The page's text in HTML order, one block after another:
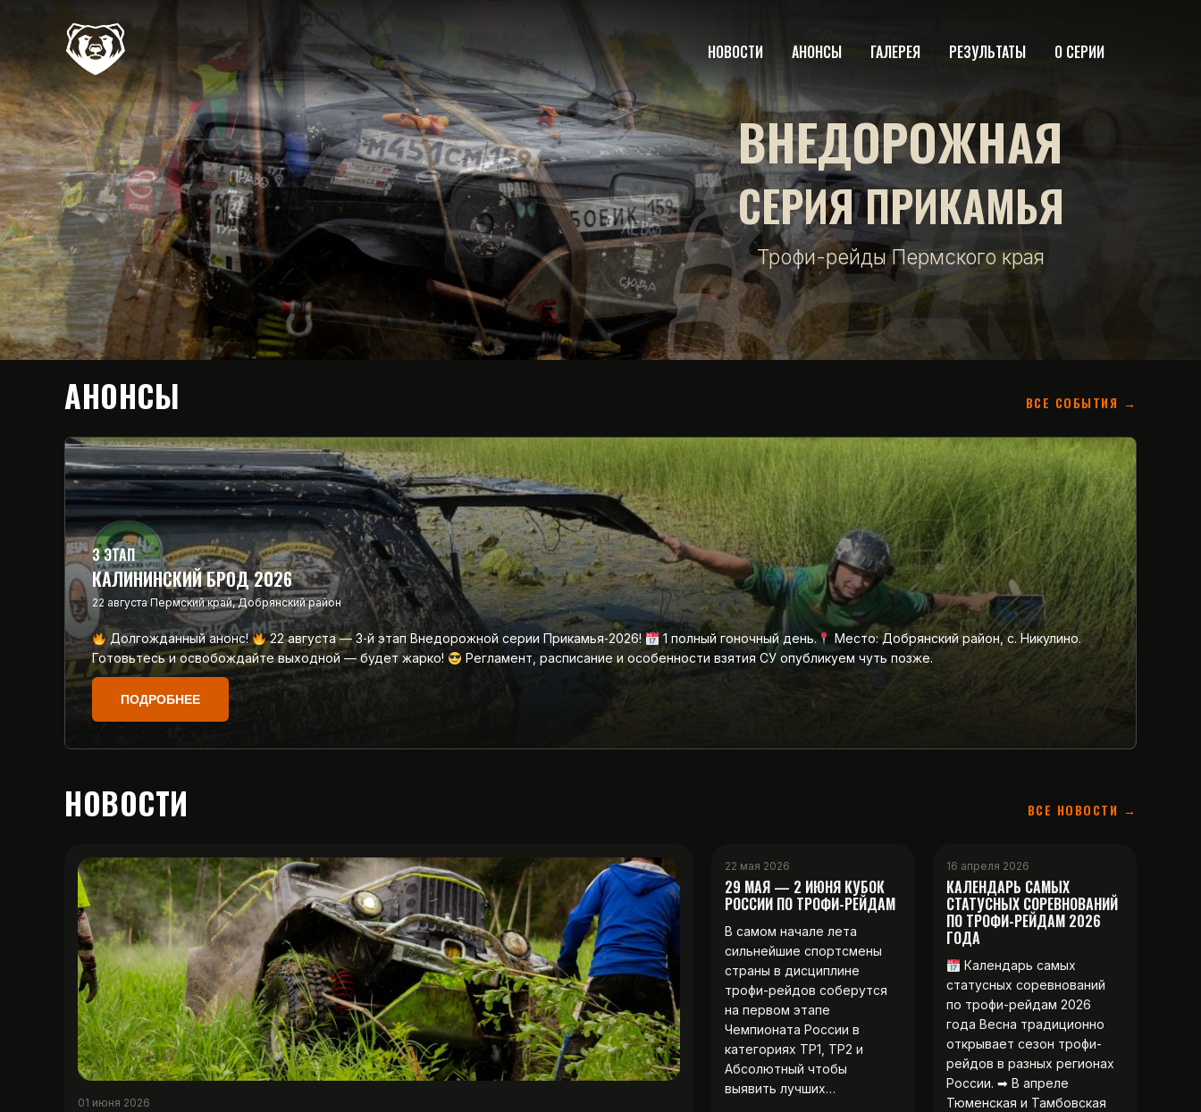
НОВОСТИ АНОНСЫ ГАЛЕРЕЯ РЕЗУЛЬТАТЫ О СЕРИИ
ВНЕДОРОЖНАЯ
СЕРИЯ ПРИКАМЬЯ
Трофи-рейды Пермского края
АНОНСЫ ВСЕ СОБЫТИЯ →
3 ЭТАП
КАЛИНИНСКИЙ БРОД 2026
22 августа Пермский край, Добрянский район
Долгожданный анонс! 22 августа — 3‑й этап Внедорожной серии Прикамья‑2026! 1 полный гоночный день.
Место: Добрянский район, с. Никулино.
Готовьтесь и освобождайте выходной — будет жарко!
Регламент, расписание и особенности взятия СУ опубликуем чуть позже.
ПОДРОБНЕЕ
НОВОСТИ ВСЕ НОВОСТИ →
01 июня 2026
22 мая 2026
29 МАЯ — 2 ИЮНЯ КУБОК
РОССИИ ПО ТРОФИ-РЕЙДАМ
В самом начале лета
сильнейшие спортсмены
страны в дисциплине
трофи-рейдов соберутся
на первом этапе
Чемпионата России в
категориях ТР1, ТР2 и
Абсолютный чтобы
выявить лучших…
16 апреля 2026
КАЛЕНДАРЬ САМЫХ
СТАТУСНЫХ СОРЕВНОВАНИЙ
ПО ТРОФИ-РЕЙДАМ 2026
ГОДА
Календарь самых
статусных соревнований
по трофи-рейдам 2026
года Весна традиционно
открывает сезон трофи-
рейдов в разных регионах
России. ➡ В апреле
Тюменская и Тамбовская